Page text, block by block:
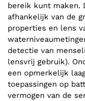
bereik kunt maken.
afhankelijk van de
properties en lens
detectie van
lensvrij gebruik).
een opmerkelijk
toepassingen op
vermogen van de